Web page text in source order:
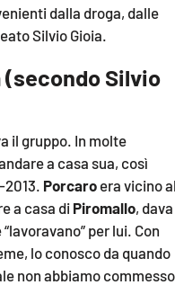
dalla droga, dalle
Silvio Gioia.
(secondo Silvio
il gruppo. In molte
a casa sua, così
Porcaro era vicino
a casa di Piromallo, dava
per lui. Con
lo conosco da quando
non abbiamo commesso